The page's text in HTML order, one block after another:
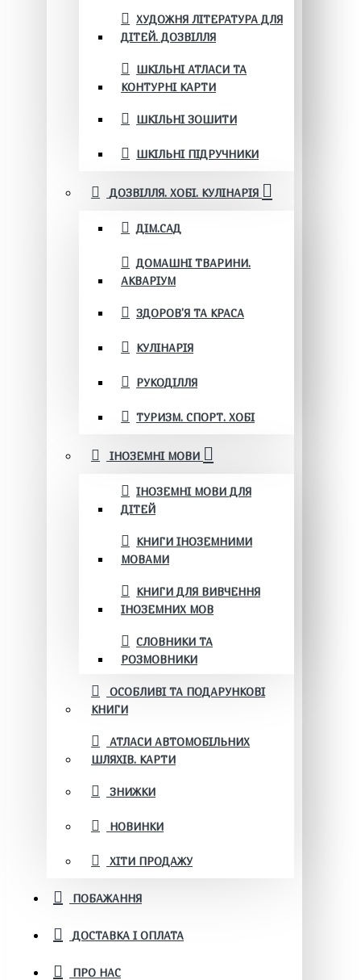
ХУДОЖНЯ ЛІТЕРАТУРА ДЛЯ
ДІТЕЙ. ДОЗВІЛЛЯ
ШКІЛЬНІ АТЛАСИ ТА
КОНТУРНІ КАРТИ
ШКІЛЬНІ ЗОШИТИ
ШКІЛЬНІ ПІДРУЧНИКИ
ДОЗВІЛЛЯ. ХОБІ. КУЛІНАРІЯ
ДІМ.САД
ДОМАШНІ ТВАРИНИ.
АКВАРІУМ
ЗДОРОВ'Я ТА КРАСА
КУЛІНАРІЯ
РУКОДІЛЛЯ
ТУРИЗМ. СПОРТ. ХОБІ
ІНОЗЕМНІ МОВИ
ІНОЗЕМНІ МОВИ ДЛЯ
ДІТЕЙ
КНИГИ ІНОЗЕМНИМИ
МОВАМИ
КНИГИ ДЛЯ ВИВЧЕННЯ
ІНОЗЕМНИХ МОВ
СЛОВНИКИ ТА
РОЗМОВНИКИ
ОСОБЛИВІ ТА ПОДАРУНКОВІ
КНИГИ
АТЛАСИ АВТОМОБІЛЬНИХ
ШЛЯХІВ. КАРТИ
ЗНИЖКИ
НОВИНКИ
ХІТИ ПРОДАЖУ
ПОБАЖАННЯ
ДОСТАВКА І ОПЛАТА
ПРО НАС